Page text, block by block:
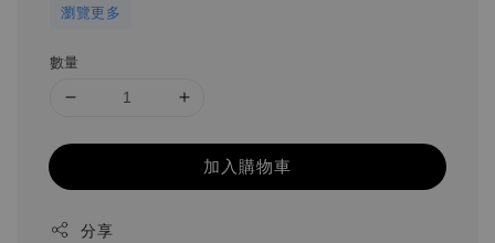
瀏覽更多
數量
加入購物車
分享